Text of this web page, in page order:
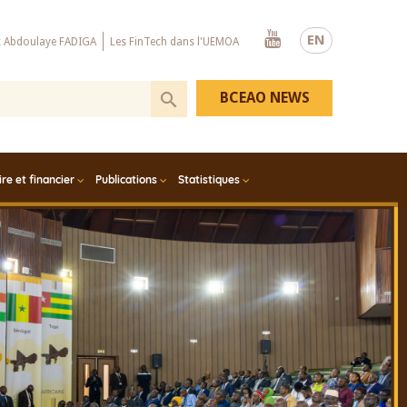
EN
Abdoulaye FADIGA Les FinTech dans l'UEMOA
Youtube
et financier Publications Statistiques
BCEAO NEWS